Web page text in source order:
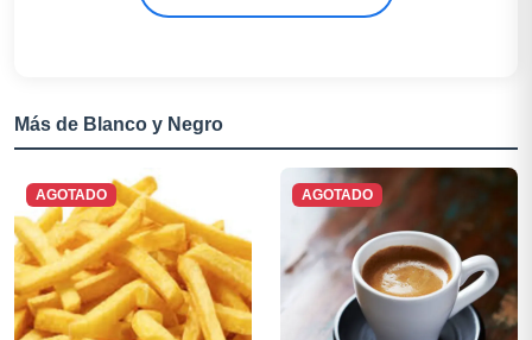
Más de Blanco y Negro
AGOTADO AGOTADO